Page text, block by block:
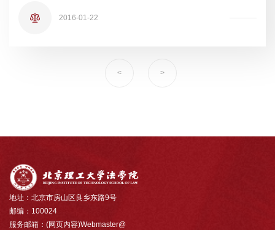
2016-01-22
< >
地址：北京市房山区良乡东路9号
邮编：100024
服务邮箱：(网页内容)Webmaster@